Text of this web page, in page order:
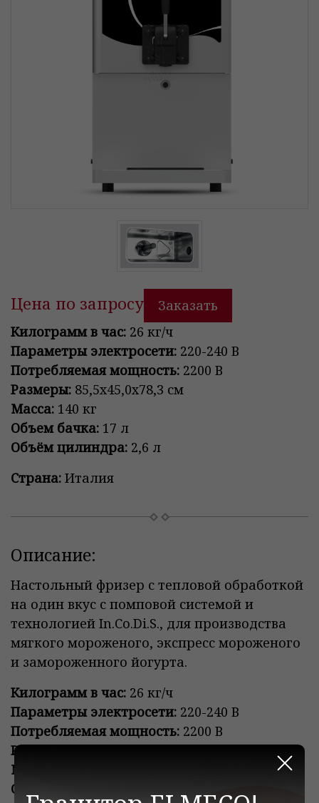
Цена по запросу
Заказать
Килограмм в час: 26 кг/ч
Параметры электросети: 220-240 В
Потребляемая мощность: 2200 В
Размеры: 85,5х45,0х78,3 см
Масса: 140 кг
Объем бачка: 17 л
Объём цилиндра: 2,6 л
Страна: Италия
Описание:
Настольный фризер с тепловой обработкой
на один вкус с помповой системой и
технологией In.Co.Di.S., для производства
мягкого мороженого, экспресс мороженого
и замороженного йогурта.
Килограмм в час: 26 кг/ч
Параметры электросети: 220-240 В
Потребляемая мощность: 2200 В
Размеры:85,5х45,0х78,3 см
Масса:
Объем бачка: